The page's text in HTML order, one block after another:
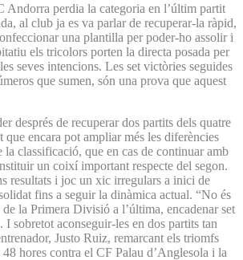
Andorra perdia la categoria en l’últim partit
al club ja es va parlar de recuperar-la ràpid,
una plantilla per poder-ho assolir i
els tricolors porten la directa posada per
seves intencions. Les set victòries seguides
que sumen, són una prova que aquest
després de recuperar dos partits dels quatre
que encara pot ampliar més les diferències
la classificació, que en cas de continuar amb
un coixí important respecte del segon.
resultats i joc un xic irregulars a inici de
fins a seguir la dinàmica actual. “No és
la Primera Divisió a l’última, encadenar set
I sobretot aconseguir-les en dos partits tan
Justo Ruiz, remarcant els triomfs
48 hores contra el CF Palau d’Anglesola i la